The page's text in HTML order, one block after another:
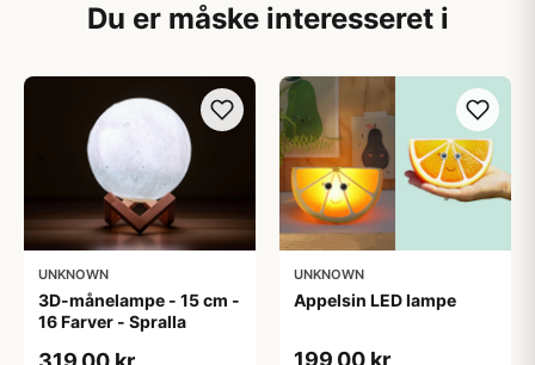
Du er måske interesseret i
UNKNOWN
3D-månelampe - 15 cm -
16 Farver - Spralla
UNKNOWN
Appelsin LED lampe
199,00 kr